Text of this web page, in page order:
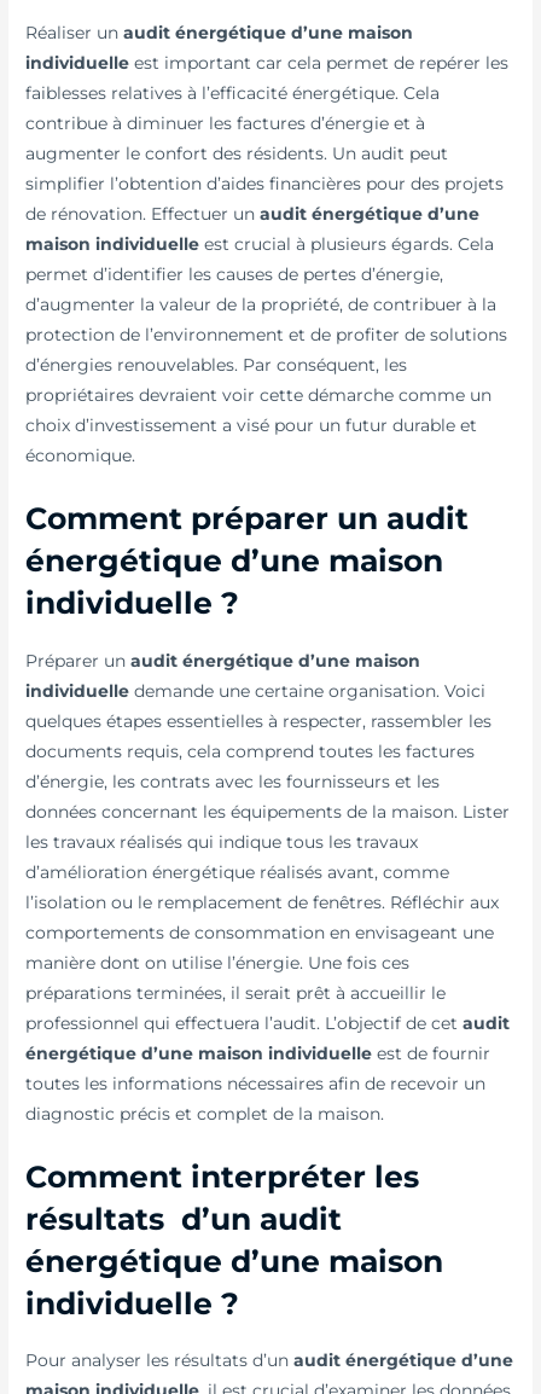
Réaliser unaudit énergétique d’une maison
individuelle est important car cela permet de repérer les
faiblesses relatives à l’efficacité énergétique. Cela
contribue à diminuer les factures d’énergie et à
augmenter le confort des résidents. Un audit peut
simplifier l’obtention d’aides financières pour des projets
de rénovation. Effectuer un audit énergétique d’une
maison individuelle est crucial à plusieurs égards. Cela
permet d’identifier les causes de pertes d’énergie,
d’augmenter la valeur de la propriété, de contribuer à la
protection de l’environnement et de profiter de solutions
d’énergies renouvelables. Par conséquent, les
propriétaires devraient voir cette démarche comme un
choix d’investissement a visé pour un futur durable et
économique.
Comment préparer un audit
énergétique d’une maison
individuelle ?
Préparer unaudit énergétique d’une maison
individuelle demande une certaine organisation. Voici
quelques étapes essentielles à respecter, rassembler les
documents requis, cela comprend toutes les factures
d’énergie, les contrats avec les fournisseurs et les
données concernant les équipements de la maison. Lister
les travaux réalisés qui indique tous les travaux
d’amélioration énergétique réalisés avant, comme
l’isolation ou le remplacement de fenêtres. Réfléchir aux
comportements de consommation en envisageant une
manière dont on utilise l’énergie. Une fois ces
préparations terminées, il serait prêt à accueillir le
professionnel qui effectuera l’audit. L’objectif de cetaudit
énergétique d’une maison individuelle est de fournir
toutes les informations nécessaires afin de recevoir un
diagnostic précis et complet de la maison.
Comment interpréter les
résultats d’un audit
énergétique d’une maison
individuelle ?
Pour analyser les résultats d’unaudit énergétique d’une